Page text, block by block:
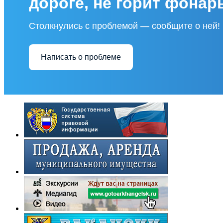
Столкнулись с проблемой — сообщите о ней!
Написать о проблеме